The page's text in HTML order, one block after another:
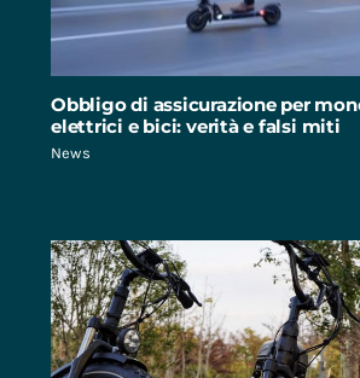
Obbligo di assicurazione per
elettrici e bici: verità e falsi miti
News